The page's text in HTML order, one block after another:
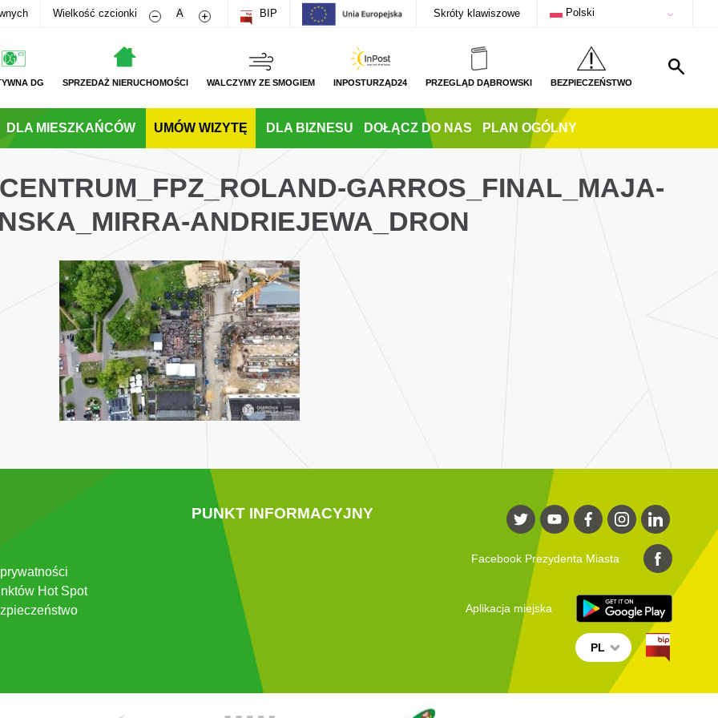
Wielkość czcionki Zmniejsz rozmiar czcionki
A Zwiększ rozmiar czcionki
BIP Skróty klawiszowe Polski
DG SPRZEDAŻ NIERUCHOMOŚCI WALCZYMY ZE SMOGIEM INPOSTURZĄD24 PRZEGLĄD DĄBROWSKI BEZPIECZEŃSTWO
DLA MIESZKAŃCÓW UMÓW WIZYTĘ DLA BIZNESU DOŁĄCZ DO NAS PLAN OGÓLNY
GARROS_FINAL_MAJA-
ANDRIEJEWA_DRON
Hot Spot
PUNKT INFORMACYJNY
Facebook Prezydenta Miasta
Aplikacja miejska
PL